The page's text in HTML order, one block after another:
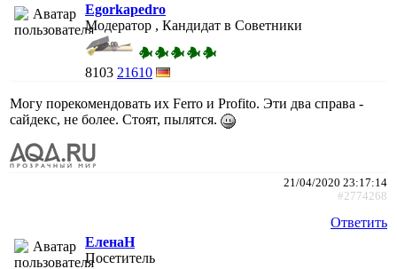
Egorkapedro
Модератор , Кандидат в Советники
8103 21610
Могу порекомендовать их Ferro и Profito. Эти два справа -
сайдекс, не более. Стоят, пылятся.
21/04/2020 23:17:14
#2774268
Ответить
ЕленаН
Посетитель